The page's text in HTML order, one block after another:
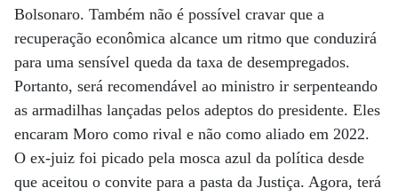
Bolsonaro. Também não é possível cravar que a
recuperação econômica alcance um ritmo que conduzirá
para uma sensível queda da taxa de desempregados.
Portanto, será recomendável ao ministro ir serpenteando
as armadilhas lançadas pelos adeptos do presidente. Eles
encaram Moro como rival e não como aliado em 2022.
O ex-juiz foi picado pela mosca azul da política desde
que aceitou o convite para a pasta da Justiça. Agora, terá